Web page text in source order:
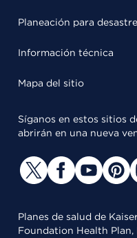
Planeación para
Información técnica
Mapa del sitio
Síganos en estos sitios
abrirán en una nueva
Planes de salud de
Foundation Health Plan,